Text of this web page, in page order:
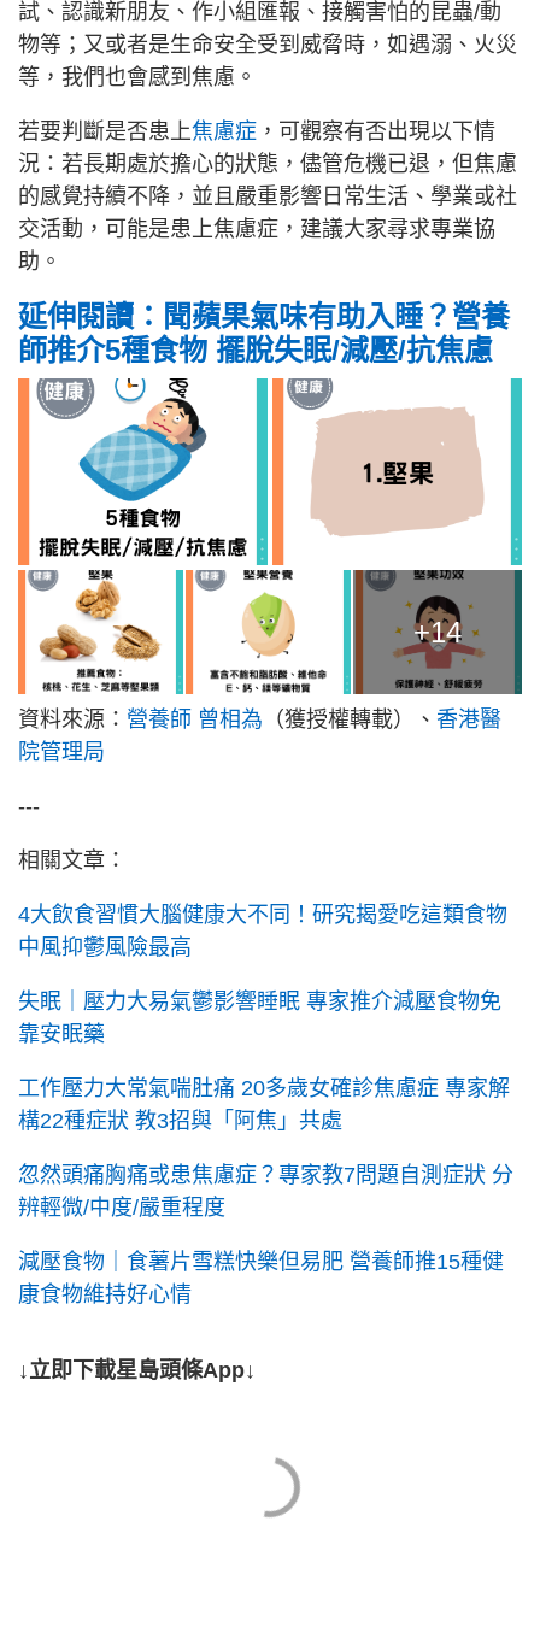
試、認識新朋友、作小組匯報、接觸害怕的昆蟲/動
物等；又或者是生命安全受到威脅時，如遇溺、火災
等，我們也會感到焦慮。
若要判斷是否患上焦慮症 ，可觀察有否出現以下情
況：若長期處於擔心的狀態，儘管危機已退，但焦慮
的感覺持續不降，並且嚴重影響日常生活、學業或社
交活動，可能是患上焦慮症，建議大家尋求專業協
助。
延伸閱讀：聞蘋果氣味有助入睡？營養
師推介5種食物 擺脫失眠/減壓/抗焦慮
+14
資料來源： 營養師 曾相為 （獲授權轉載）、 香港醫
院管理局
---
相關文章：
4大飲食習慣大腦健康大不同！研究揭愛吃這類食物
中風抑鬱風險最高
失眠｜壓力大易氣鬱影響睡眠 專家推介減壓食物免
靠安眠藥
工作壓力大常氣喘肚痛 20多歲女確診焦慮症 專家解
構22種症狀 教3招與「阿焦」共處
忽然頭痛胸痛或患焦慮症？專家教7問題自測症狀 分
辨輕微/中度/嚴重程度
減壓食物｜食薯片雪糕快樂但易肥 營養師推15種健
康食物維持好心情
↓立即下載星島頭條App↓